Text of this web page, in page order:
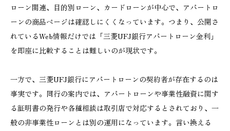
ローン関連、目的別ローン、カードローンが中心で、アパートロ
ーンの商品ページは確認しにくくなっています。つまり、公開さ
れているWeb情報だけでは「三菱UFJ銀行アパートローン金利」
を即座に比較することは難しいのが現状です。
一方で、三菱UFJ銀行にアパートローンの契約者が存在するのは
事実です。同行の案内では、アパートローンや事業性融資に関す
る証明書の発行や各種相談は取引店で対応するとされており、一
般の非事業性ローンとは別の運用になっています。言い換える